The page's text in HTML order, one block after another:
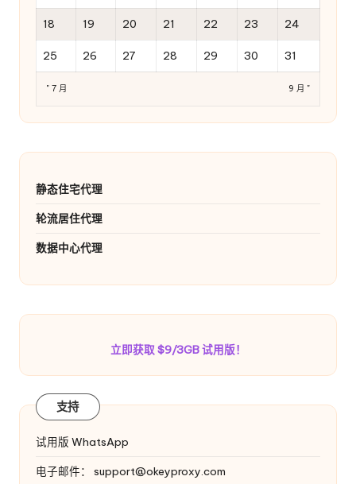
18 19 20 21 22 23 24
25 26 27 28 29 30 31
" 7 月 9 月 "
静态住宅代理
轮流居住代理
数据中心代理
立即获取 $9/3GB 试用版！
支持
试用版 WhatsApp
电子邮件： support@okeyproxy.com